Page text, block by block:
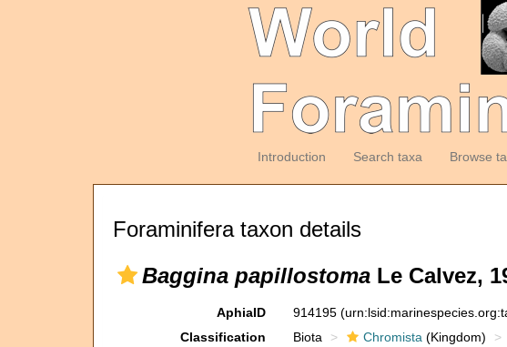
Introduction Search taxa Browse
Foraminifera taxon details
Baggina papillostoma Le Calvez,
AphiaID 914195
Classification
Biota Chromista (Kingdom)